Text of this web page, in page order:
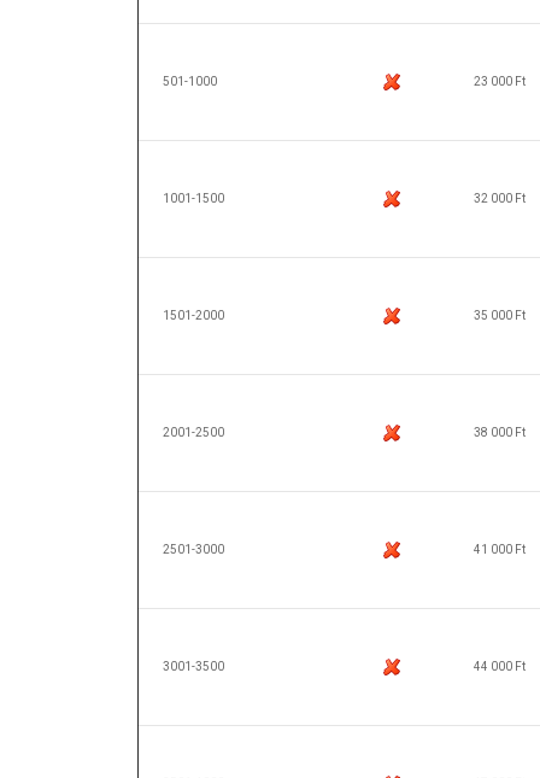
501-1000 23 000 Ft
1001-1500 32 000 Ft
1501-2000 35 000 Ft
2001-2500 38 000 Ft
2501-3000 41 000 Ft
3001-3500 44 000 Ft